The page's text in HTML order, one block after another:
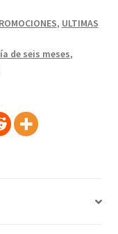
, ULTIMAS
de seis meses,